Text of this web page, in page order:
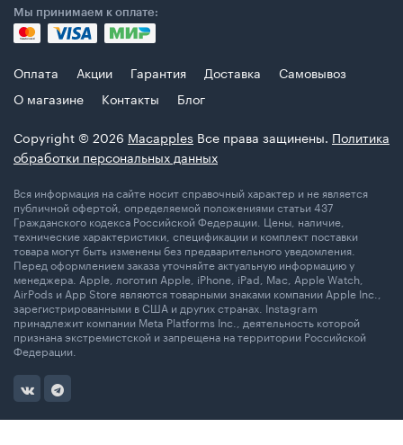
Мы принимаем к оплате:
Оплата Акции Гарантия Доставка
Самовывоз
О магазине
Контакты
Блог
Copyright © 2026 Macapples Все права защинены. Политика
обработки персональных данных
Вся информация на сайте носит справочный характер и не является
публичной офертой, определяемой положениями статьи 437
Гражданского кодекса Российской Федерации. Цены, наличие,
технические характеристики, спецификации и комплект поставки
товара могут быть изменены без предварительного уведомления.
Перед оформлением заказа уточняйте актуальную информацию у
менеджера. Apple, логотип Apple, iPhone, iPad, Mac, Apple Watch,
AirPods и App Store являются товарными знаками компании Apple Inc.,
зарегистрированными в США и других странах. Instagram
принадлежит компании Meta Platforms Inc., деятельность которой
признана экстремистской и запрещена на территории Российской
Федерации.